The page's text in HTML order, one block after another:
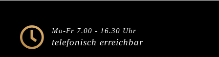
Mo-Fr 7.00 - 16.30 Uhr
telefonisch erreichbar